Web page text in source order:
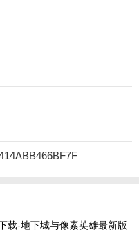
载-地下城与像素英雄最新版